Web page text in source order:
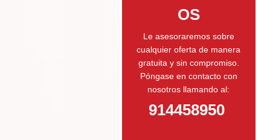
OS
Le asesoraremos sobre
cualquier oferta de manera
gratuita y sin compromiso.
Póngase en contacto con
nosotros llamando al:
914458950